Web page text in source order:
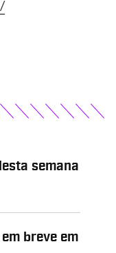
semana
breve em